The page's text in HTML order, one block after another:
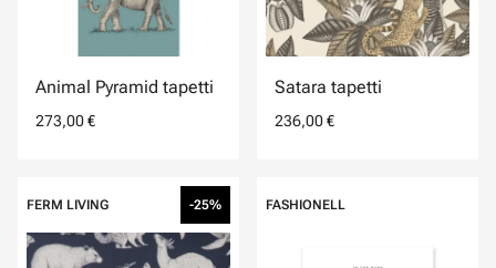
Animal Pyramid tapetti
273,00 €
Satara tapetti
236,00 €
FERM LIVING -25% FASHIONELL